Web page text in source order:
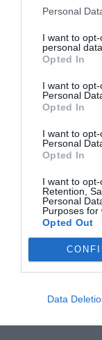
Personal
I want to
personal data.
Opted In
I want to
Personal
Opted In
I want to
Personal
Opted In
I want to opt-
Retention,
Personal
Purposes for
Opted Out
Data
En el cas de la
candidates que
D’una banda,
Mellado, de la